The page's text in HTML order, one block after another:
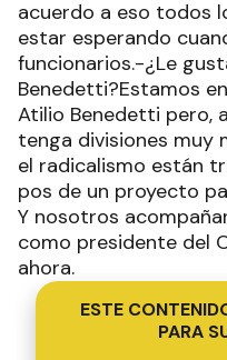
acuerdo a eso todos
estar esperando
funcionarios.-¿Le
Benedetti?Estamos
Atilio Benedetti pero,
tenga divisiones muy
el radicalismo están
pos de un proyecto
Y nosotros
como presidente del
ahora.
ESTE
PARA